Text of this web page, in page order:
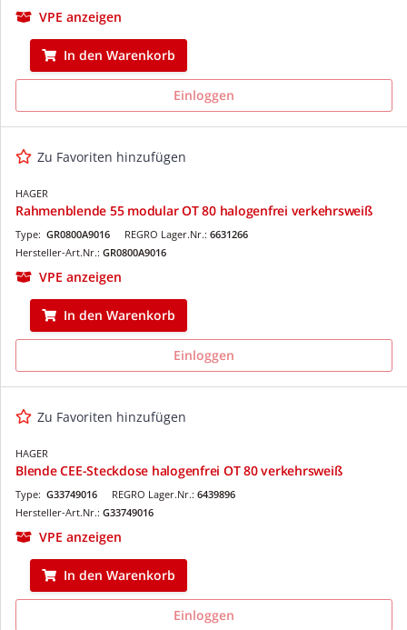
VPE anzeigen
In den Warenkorb
Einloggen
Zu Favoriten hinzufügen
HAGER
Rahmenblende 55 modular OT 80 halogenfrei verkehrsweiß
REGRO Lager.Nr.: 6631266
Type: GR0800A9016
Hersteller-Art.Nr.: GR0800A9016
VPE anzeigen
In den Warenkorb
Einloggen
Zu Favoriten hinzufügen
HAGER
Blende CEE-Steckdose halogenfrei OT 80 verkehrsweiß
REGRO Lager.Nr.: 6439896
Type: G33749016
Hersteller-Art.Nr.: G33749016
VPE anzeigen
In den Warenkorb
Einloggen